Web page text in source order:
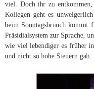
viel. Doch ihr zu
Kollegen geht es
beim Sonntagsbrunch kommt
Präsidialsystem zur Sprache,
wie viel lebendiger es früher
und nicht so hohe Steuern gab.